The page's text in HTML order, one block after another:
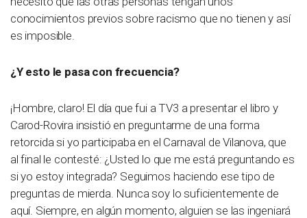
conocimientos previos sobre racismo que no tienen y así
es imposible.
¿Y esto le pasa con frecuencia?
¡Hombre, claro! El día que fui a TV3 a presentar el libro y
Carod-Rovira insistió en preguntarme de una forma
retorcida si yo participaba en el Carnaval de Vilanova, que
al final le contesté: ¿Usted lo que me está preguntando es
si yo estoy integrada? Seguimos haciendo ese tipo de
preguntas de mierda. Nunca soy lo suficientemente de
aquí. Siempre, en algún momento, alguien se las ingeniará